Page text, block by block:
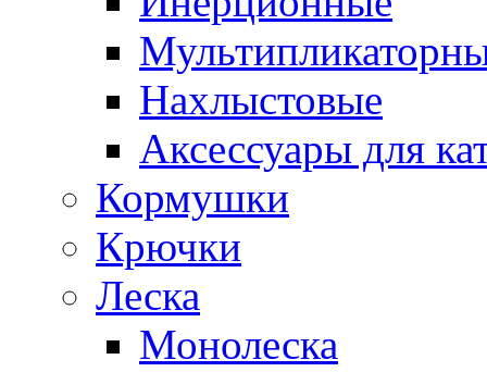
Нахлыстовые
Аксессуары для
Кормушки
Крючки
Леска
Монолеска